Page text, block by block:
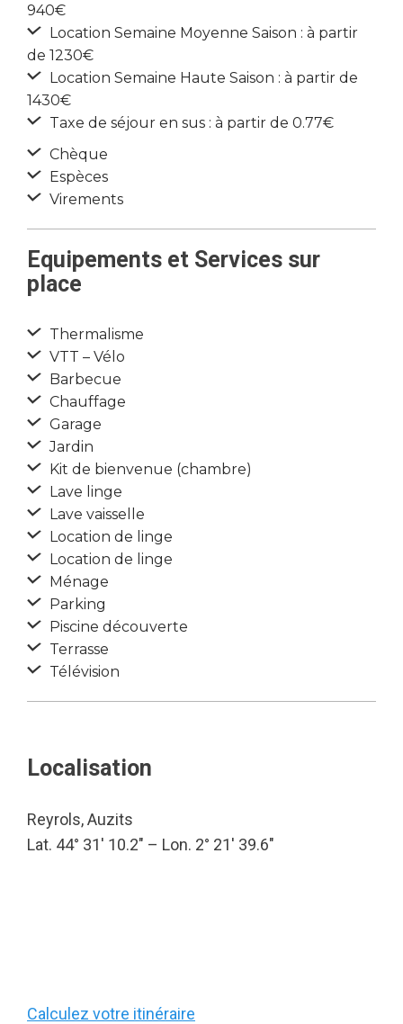
940€
Location Semaine Moyenne Saison : à partir
de 1230€
Location Semaine Haute Saison : à partir de
1430€
Taxe de séjour en sus : à partir de 0.77€
Chèque
Espèces
Virements
Equipements et Services sur
place
Thermalisme
VTT – Vélo
Barbecue
Chauffage
Garage
Jardin
Kit de bienvenue (chambre)
Lave linge
Lave vaisselle
Location de linge
Location de linge
Ménage
Parking
Piscine découverte
Terrasse
Télévision
Localisation
Reyrols, Auzits
Lat. 44° 31′ 10.2″ – Lon. 2° 21′ 39.6″
Calculez votre itinéraire